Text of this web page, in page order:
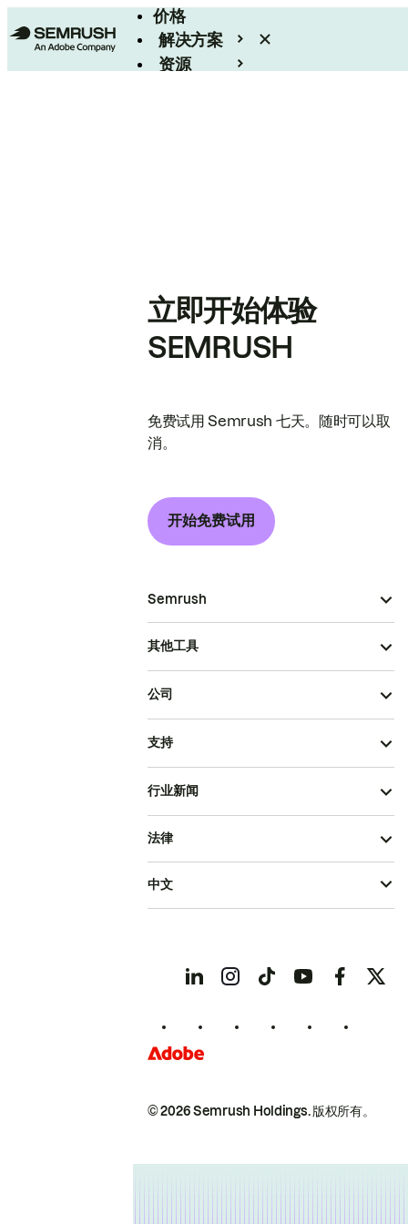
价格
解决方案
资源
立即开始体验
SEMRUSH
免费试用 Semrush 七天。随时可以取
消。
开始免费试用
Semrush
其他工具
公司
支持
行业新闻
© 2026 Semrush Holdings.版权所有。
法律
中文